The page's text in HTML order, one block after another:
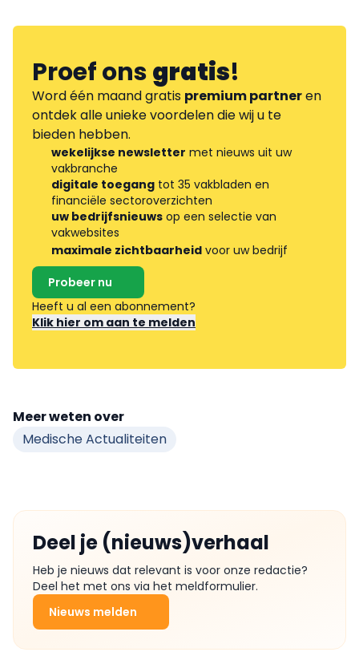
Proef onsgratis!
Word één maand gratis premium partneren
ontdek alle unieke voordelen die wij u te
bieden hebben.
wekelijkse newsletter met nieuws uit uw
vakbranche
digitale toegang tot 35 vakbladen en
financiële sectoroverzichten
uw bedrijfsnieuws op een selectie van
vakwebsites
maximale zichtbaarheid voor uw bedrijf
Probeer nu
Heeft u al een abonnement?
Klik hier om aan te melden
Meer weten over
Medische Actualiteiten
Deel je (nieuws)verhaal
Heb je nieuws dat relevant is voor onze redactie?
Deel het met ons via het meldformulier.
Nieuws melden